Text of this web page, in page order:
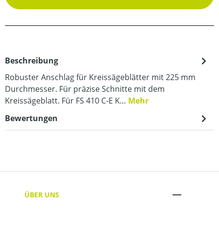
Beschreibung
Robuster Anschlag für Kreissägeblätter mit 225 mm
Durchmesser. Für präzise Schnitte mit dem
Kreissägeblatt. Für FS 410 C-E K… Mehr
Bewertungen
ÜBER UNS